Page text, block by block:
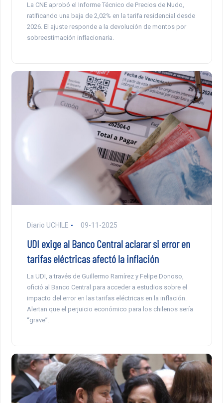
La CNE aprobó el Informe Técnico de Precios de Nudo,
ratificando una baja de 2,02% en la tarifa residencial desde
2026. El ajuste responde a la devolución de montos por
sobreestimación inflacionaria.
Diario UCHILE 09-11-2025
UDI exige al Banco Central aclarar si error en
tarifas eléctricas afectó la inflación
La UDI, a través de Guillermo Ramírez y Felipe Donoso,
ofició al Banco Central para acceder a estudios sobre el
impacto del error en las tarifas eléctricas en la inflación.
Alertan que el perjuicio económico para los chilenos sería
“grave”.